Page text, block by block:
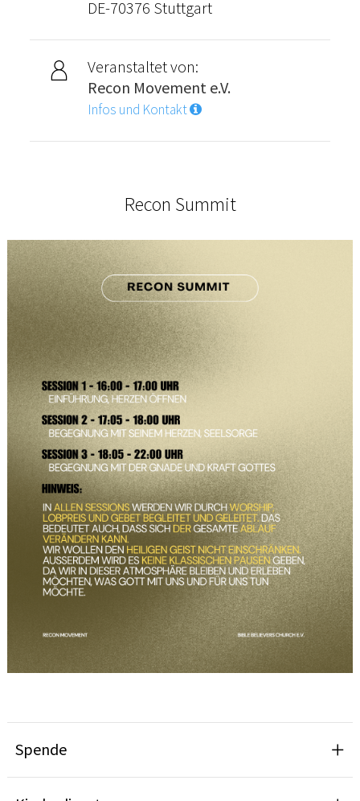
DE-70376 Stuttgart
Veranstaltet von:
Recon Movement e.V.
Infos und Kontakt
Recon Summit
Spende